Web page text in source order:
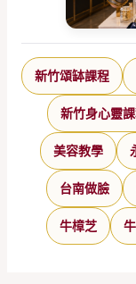
新竹頌缽課程
新竹身心靈
美容教學
台南做臉
牛樟芝